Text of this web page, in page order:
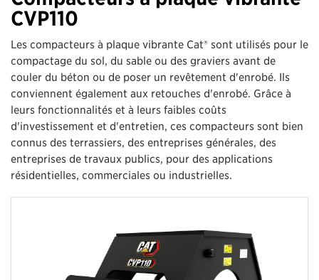
CVP110
Les compacteurs à plaque vibrante Cat® sont utilisés pour le
compactage du sol, du sable ou des graviers avant de
couler du béton ou de poser un revêtement d'enrobé. Ils
conviennent également aux retouches d'enrobé. Grâce à
leurs fonctionnalités et à leurs faibles coûts
d'investissement et d'entretien, ces compacteurs sont bien
connus des terrassiers, des entreprises générales, des
entreprises de travaux publics, pour des applications
résidentielles, commerciales ou industrielles.